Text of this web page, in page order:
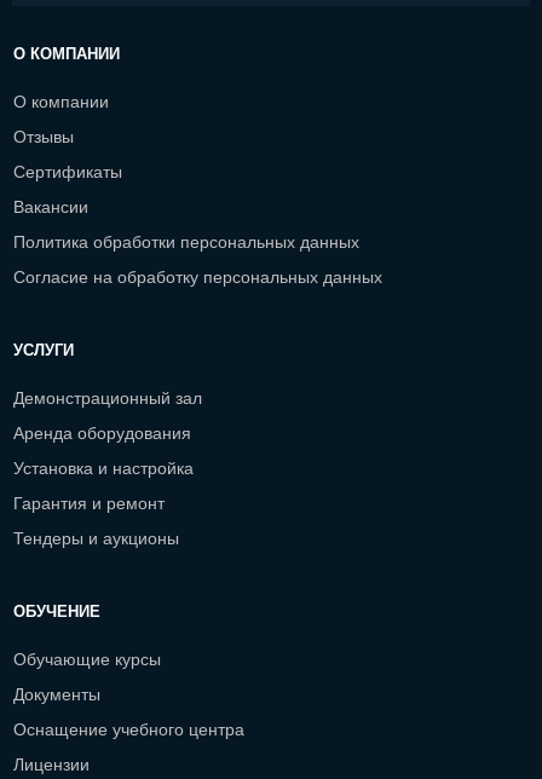
О КОМПАНИИ
О компании
Отзывы
Сертификаты
Вакансии
Политика обработки персональных данных
Согласие на обработку персональных данных
УСЛУГИ
Демонстрационный зал
Аренда оборудования
Установка и настройка
Гарантия и ремонт
Тендеры и аукционы
ОБУЧЕНИЕ
Обучающие курсы
Документы
Оснащение учебного центра
Лицензии